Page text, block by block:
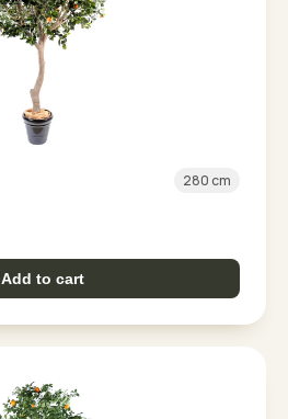
280 cm
Add to cart